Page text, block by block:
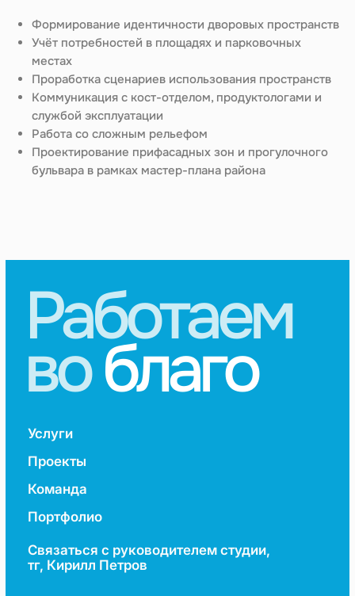
Формирование идентичности дворовых пространств
Учёт потребностей в площадях и парковочных
местах
Проработка сценариев использования пространств
Коммуникация с кост-отделом, продуктологами и
службой эксплуатации
Работа со сложным рельефом
Проектирование прифасадных зон и прогулочного
бульвара в рамках мастер-плана района
Работаем
воблаго
Петров Кирилл Дмитриевич
Политика конфиденциальности
Услуги
ИП Петров Кирилл Дмитриевич
ИНН: 780248737400
ОГРНИП: 321784700344632
Связаться с руководителем студии,